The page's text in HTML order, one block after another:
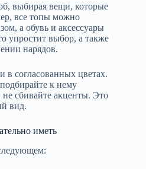
выбирая вещи, которые
все топы можно
а обувь и аксессуары
упростит выбор, а также
нарядов.
в согласованных цветах.
к нему
не сбивайте акценты. Это
вид.
иметь